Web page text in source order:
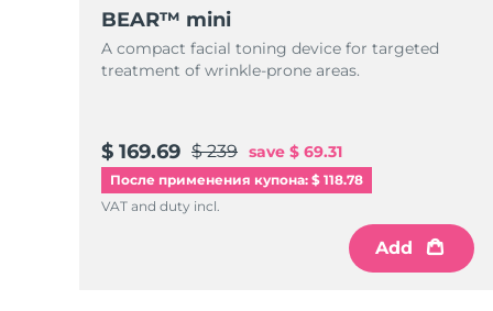
BEAR™ mini
A compact facial toning device for targeted
treatment of wrinkle-prone areas.
$ 169.69 $ 239 save $ 69.31
После применения купона: $ 118.78
VAT and duty incl.
Add
All acne treatment devices
All revitalizing eye massagers
Уход KIWI™
Advanced pore care essentials
Serum
For healthy hair
issa™ Teeth Whitening Gel
18% PAP
Косметика Для мужчин
Купить